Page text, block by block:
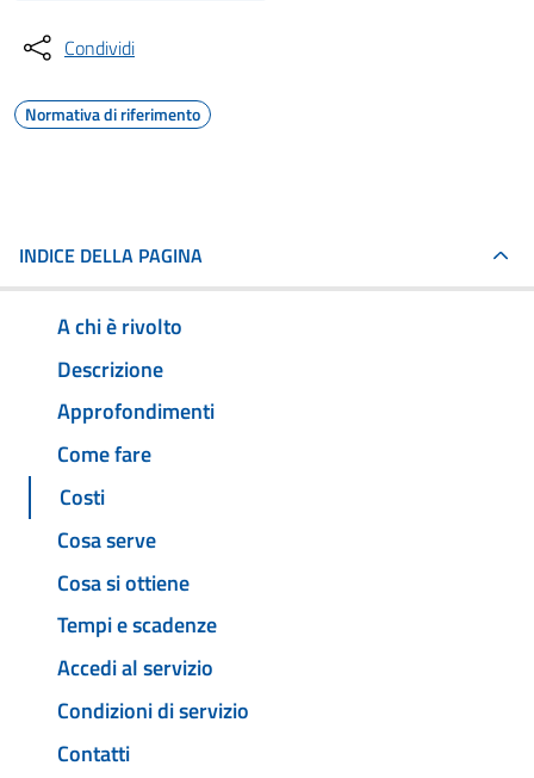
Condividi
Normativa di riferimento
INDICE DELLA PAGINA
A chi è rivolto
Descrizione
Approfondimenti
Come fare
Costi
Cosa serve
Cosa si ottiene
Tempi e scadenze
Accedi al servizio
Condizioni di servizio
Contatti